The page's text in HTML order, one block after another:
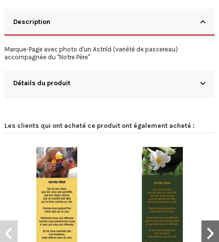
Description
Marque-Page avec photo d'un Astrild (variété de passereau)
accompagnée du "Notre Père"
Détails du produit
Les clients qui ont acheté ce produit ont également acheté :